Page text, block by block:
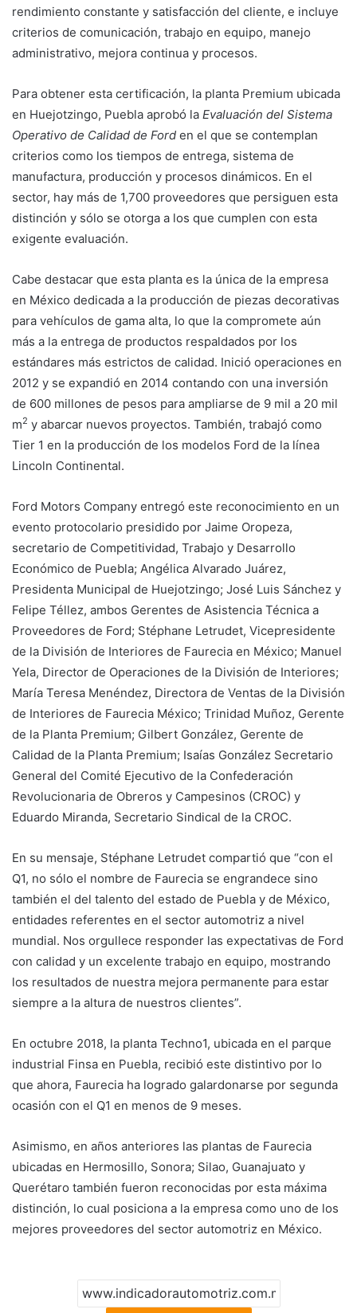
rendimiento constante y satisfacción del cliente, e incluye
criterios de comunicación, trabajo en equipo, manejo
administrativo, mejora continua y procesos.
Para obtener esta certificación, la planta Premium ubicada
en Huejotzingo, Puebla aprobó la Evaluación del Sistema
Operativo de Calidad de Ford en el que se contemplan
criterios como los tiempos de entrega, sistema de
manufactura, producción y procesos dinámicos. En el
sector, hay más de 1,700 proveedores que persiguen esta
distinción y sólo se otorga a los que cumplen con esta
exigente evaluación.
Cabe destacar que esta planta es la única de la empresa
en México dedicada a la producción de piezas decorativas
para vehículos de gama alta, lo que la compromete aún
más a la entrega de productos respaldados por los
estándares más estrictos de calidad. Inició operaciones en
2012 y se expandió en 2014 contando con una inversión
de 600 millones de pesos para ampliarse de 9 mil a 20 mil
m2 y abarcar nuevos proyectos. También, trabajó como
Tier 1 en la producción de los modelos Ford de la línea
Lincoln Continental.
Ford Motors Company entregó este reconocimiento en un
evento protocolario presidido por Jaime Oropeza,
secretario de Competitividad, Trabajo y Desarrollo
Económico de Puebla; Angélica Alvarado Juárez,
Presidenta Municipal de Huejotzingo; José Luis Sánchez y
Felipe Téllez, ambos Gerentes de Asistencia Técnica a
Proveedores de Ford; Stéphane Letrudet, Vicepresidente
de la División de Interiores de Faurecia en México; Manuel
Yela, Director de Operaciones de la División de Interiores;
María Teresa Menéndez, Directora de Ventas de la División
de Interiores de Faurecia México; Trinidad Muñoz, Gerente
de la Planta Premium; Gilbert González, Gerente de
Calidad de la Planta Premium; Isaías González Secretario
General del Comité Ejecutivo de la Confederación
Revolucionaria de Obreros y Campesinos (CROC) y
Eduardo Miranda, Secretario Sindical de la CROC.
En su mensaje, Stéphane Letrudet compartió que “con el
Q1, no sólo el nombre de Faurecia se engrandece sino
también el del talento del estado de Puebla y de México,
entidades referentes en el sector automotriz a nivel
mundial. Nos orgullece responder las expectativas de Ford
con calidad y un excelente trabajo en equipo, mostrando
los resultados de nuestra mejora permanente para estar
siempre a la altura de nuestros clientes”.
En octubre 2018, la planta Techno1, ubicada en el parque
industrial Finsa en Puebla, recibió este distintivo por lo
que ahora, Faurecia ha logrado galardonarse por segunda
ocasión con el Q1 en menos de 9 meses.
Asimismo, en años anteriores las plantas de Faurecia
ubicadas en Hermosillo, Sonora; Silao, Guanajuato y
Querétaro también fueron reconocidas por esta máxima
distinción, lo cual posiciona a la empresa como uno de los
mejores proveedores del sector automotriz en México.